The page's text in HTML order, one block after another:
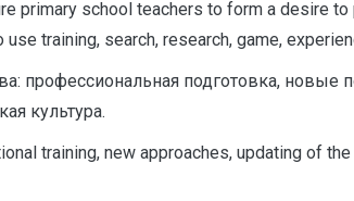
primary school teachers to form a desire
use training, search, research, game,
профессиональная подготовка, новые
культура.
training, new approaches, updating of